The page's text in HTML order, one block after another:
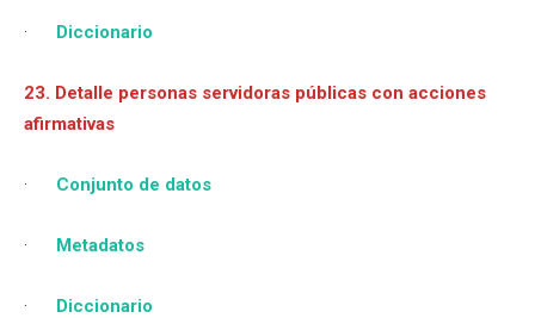
· Diccionario
23. Detalle personas servidoras públicas con acciones
afirmativas
· Conjunto de datos
· Metadatos
· Diccionario